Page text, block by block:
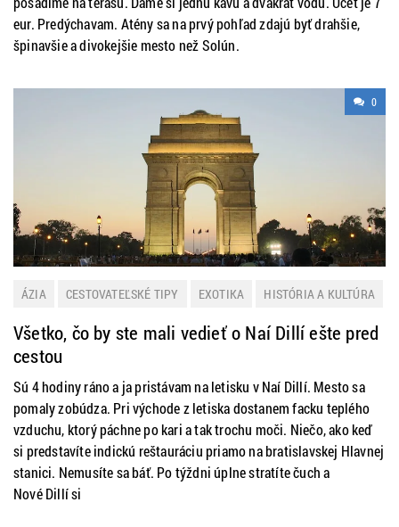
eur. Predýchavam. Atény sa na prvý pohľad zdajú byť drahšie,
špinavšie a divokejšie mesto než Solún.
0
ÁZIA CESTOVATEĽSKÉ TIPY EXOTIKA
HISTÓRIA A KULTÚRA
INDIA
NOVINKY
Všetko, čo by ste mali vedieť o Naí Dillí ešte pred
cestou
Sú 4 hodiny ráno a ja pristávam na letisku v Naí Dillí. Mesto sa
pomaly zobúdza. Pri východe z letiska dostanem facku teplého
vzduchu, ktorý páchne po kari a tak trochu moči. Niečo, ako keď
si predstavíte indickú reštauráciu priamo na bratislavskej Hlavnej
stanici. Nemusíte sa báť. Po týždni úplne stratíte čuch a
Nové Dillí si